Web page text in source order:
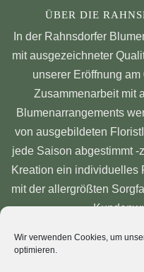
Wir verwenden Cookies, um
optimieren.
ÜBER DIE
In der Rahnsdorfer
mit ausgezeichneter
unserer Eröffnung
Zusammenarbeit mit
Blumenarrangements
von ausgebildeten
jede Saison abgestimmt
Kreation ein individuelles
mit der allergrößten